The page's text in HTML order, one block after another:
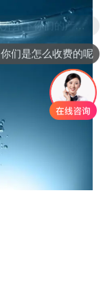
你们是怎么收费的呢